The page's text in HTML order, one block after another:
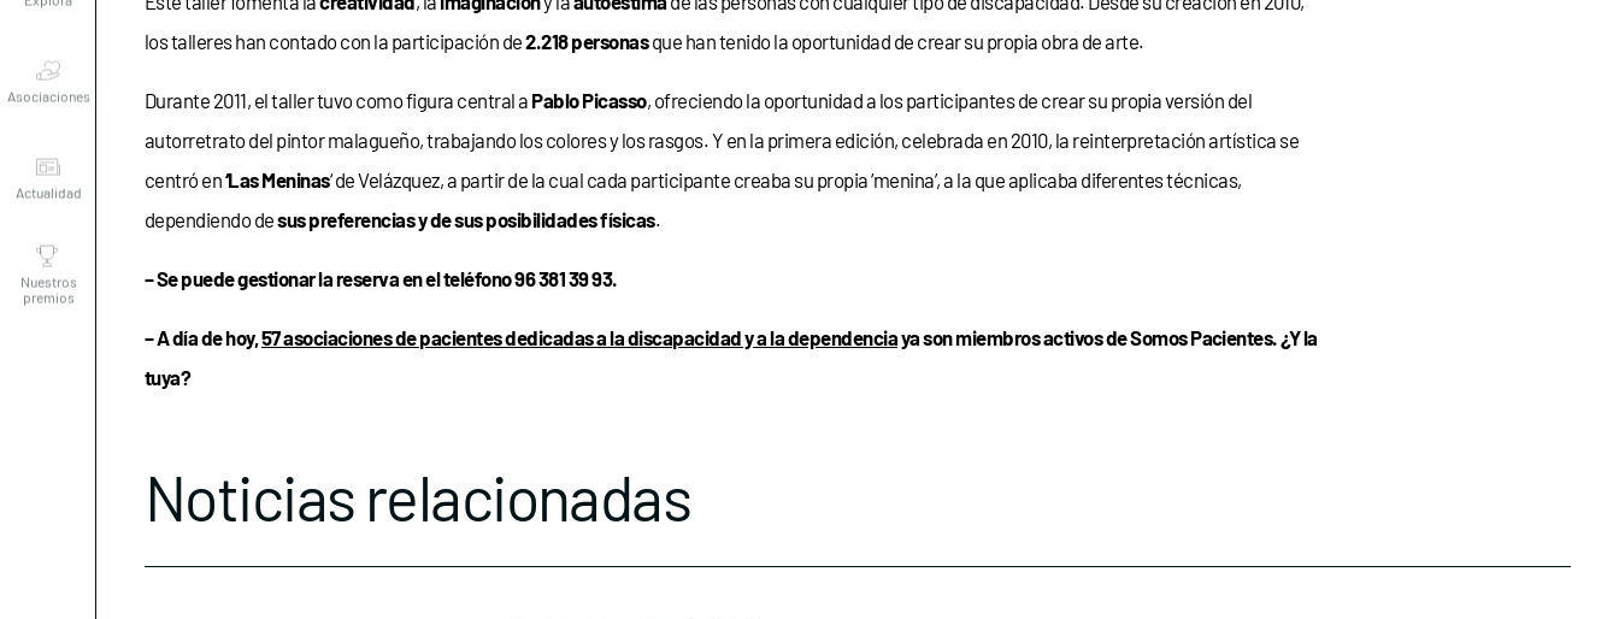
premios
los talleres han contado con la participación de2.218 personasque han tenido la oportunidad de crear su propia obra de arte.
Durante 2011, el taller tuvo como figura central a Pablo Picasso, ofreciendo la oportunidad a los participantes de crear su propia versión del
autorretrato del pintor malagueño, trabajando los colores y los rasgos. Y en la primera edición, celebrada en 2010, la reinterpretación artística se
centró en‘Las Meninas‘ de Velázquez, a partir de la cual cada participante creaba su propia ‘menina’, a la que aplicaba diferentes técnicas,
dependiendo desus preferencias y de sus posibilidades físicas.
– Se puede gestionar la reserva en el teléfono 96 381 39 93.
– A día de hoy,57 asociaciones de pacientes dedicadas a la discapacidad y a la dependenciaya son miembros activos de Somos Pacientes. ¿Y la
tuya?
Noticias relacionadas